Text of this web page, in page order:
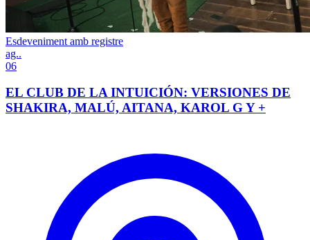
Esdeveniment amb registre
ag..
06
EL CLUB DE LA INTUICIÓN: VERSIONES DE
SHAKIRA, MALÚ, AITANA, KAROL G Y +